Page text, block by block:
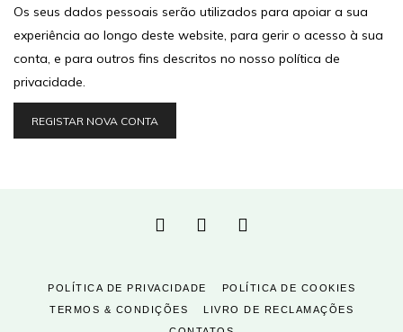
Os seus dados pessoais serão utilizados para apoiar a sua
experiência ao longo deste website, para gerir o acesso à sua
conta, e para outros fins descritos no nosso política de
privacidade.
REGISTAR NOVA CONTA
POLÍTICA DE PRIVACIDADE
POLÍTICA DE COOKIES
TERMOS & CONDIÇÕES
LIVRO DE RECLAMAÇÕES